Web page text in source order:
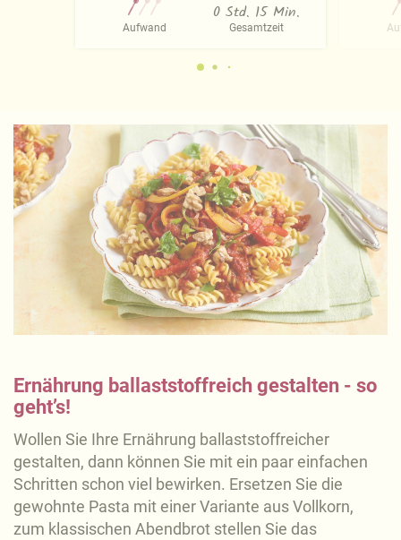
Aufwand
0 Std. 15 Min.
Gesamtzeit
Ernährung ballaststoffreich gestalten - so
geht’s!
Wollen Sie Ihre Ernährung ballaststoffreicher
gestalten, dann können Sie mit ein paar einfachen
Schritten schon viel bewirken. Ersetzen Sie die
gewohnte Pasta mit einer Variante aus Vollkorn,
zum klassischen Abendbrot stellen Sie das